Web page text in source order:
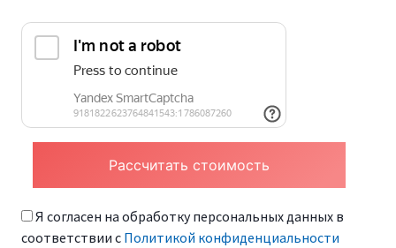
Я согласен на обработку персональных данных в
соответствии с Политикой конфиденциальности